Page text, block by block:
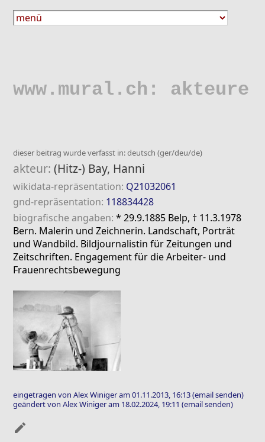
www.mural.ch: akteure
dieser beitrag wurde verfasst in: deutsch (ger/deu/de)
akteur:(Hitz-) Bay, Hanni
wikidata-repräsentation: Q21032061
gnd-repräsentation: 118834428
biografische angaben:* 29.9.1885 Belp, † 11.3.1978
Bern. Malerin und Zeichnerin. Landschaft, Porträt
und Wandbild. Bildjournalistin für Zeitungen und
Zeitschriften. Engagement für die Arbeiter- und
Frauenrechtsbewegung
eingetragen von Alex Winiger am 01.11.2013, 16:13(email senden)
geändert von Alex Winiger am 18.02.2024, 19:11 (email senden)
mode_edit